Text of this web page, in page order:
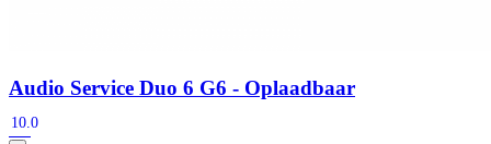
Audio Service Duo 6 G6 - Oplaadbaar
10.0